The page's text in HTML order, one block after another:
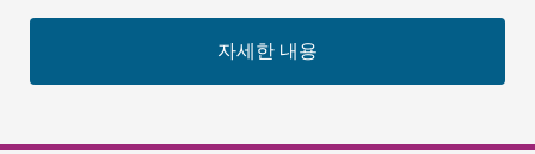
자세한 내용